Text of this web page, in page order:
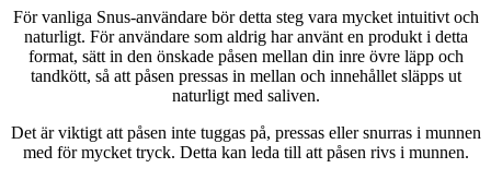
För vanliga Snus-användare bör detta steg vara mycket intuitivt och
naturligt. För användare som aldrig har använt en produkt i detta
format, sätt in den önskade påsen mellan din inre övre läpp och
tandkött, så att påsen pressas in mellan och innehållet släpps ut
naturligt med saliven.
Det är viktigt att påsen inte tuggas på, pressas eller snurras i munnen
med för mycket tryck. Detta kan leda till att påsen rivs i munnen.